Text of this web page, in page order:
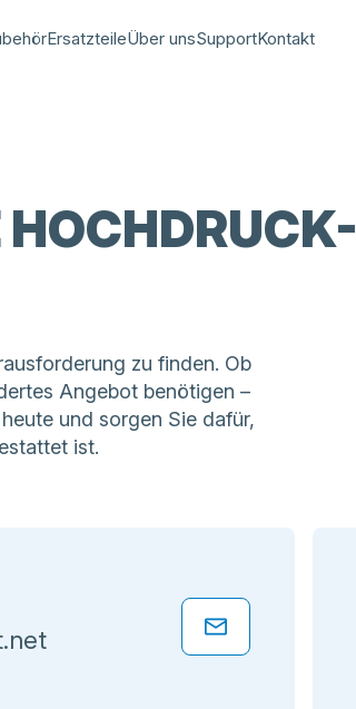
ErsatzteileÜber unsSupportKontakt
zu finden. Ob
Angebot benötigen –
und sorgen Sie dafür,
ist.